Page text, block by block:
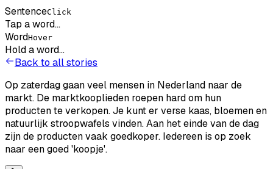
SentenceClick
Tap a word...
WordHover
Hold a word...
Back to all stories
Op zaterdaggaanveel mensen in Nederland naar de
markt. De marktkooplieden roepen hardom hun
productenteverkopen.Je kunter verse kaas, bloemenen
natuurlijk stroopwafels vinden.Aan heteindevandedag
zijnde productenvaak goedkoper. Iedereen is op zoek
naar eengoed'koopje'.